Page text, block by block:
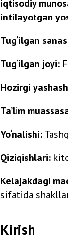
iqtisodiy
intilayotgan
Tug‘ilgan
Tug‘ilgan joyi:
Hozirgi
Ta’lim
Yo‘nalishi:
Qiziqishlari:
Kelajakdagi
sifatida
Kirish